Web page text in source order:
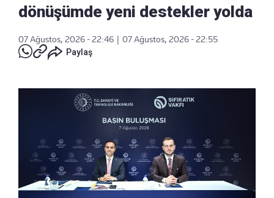
dönüşümde yeni destekler yolda
07 Ağustos, 2026 - 22:46
07 Ağustos, 2026 - 22:55
Paylaş